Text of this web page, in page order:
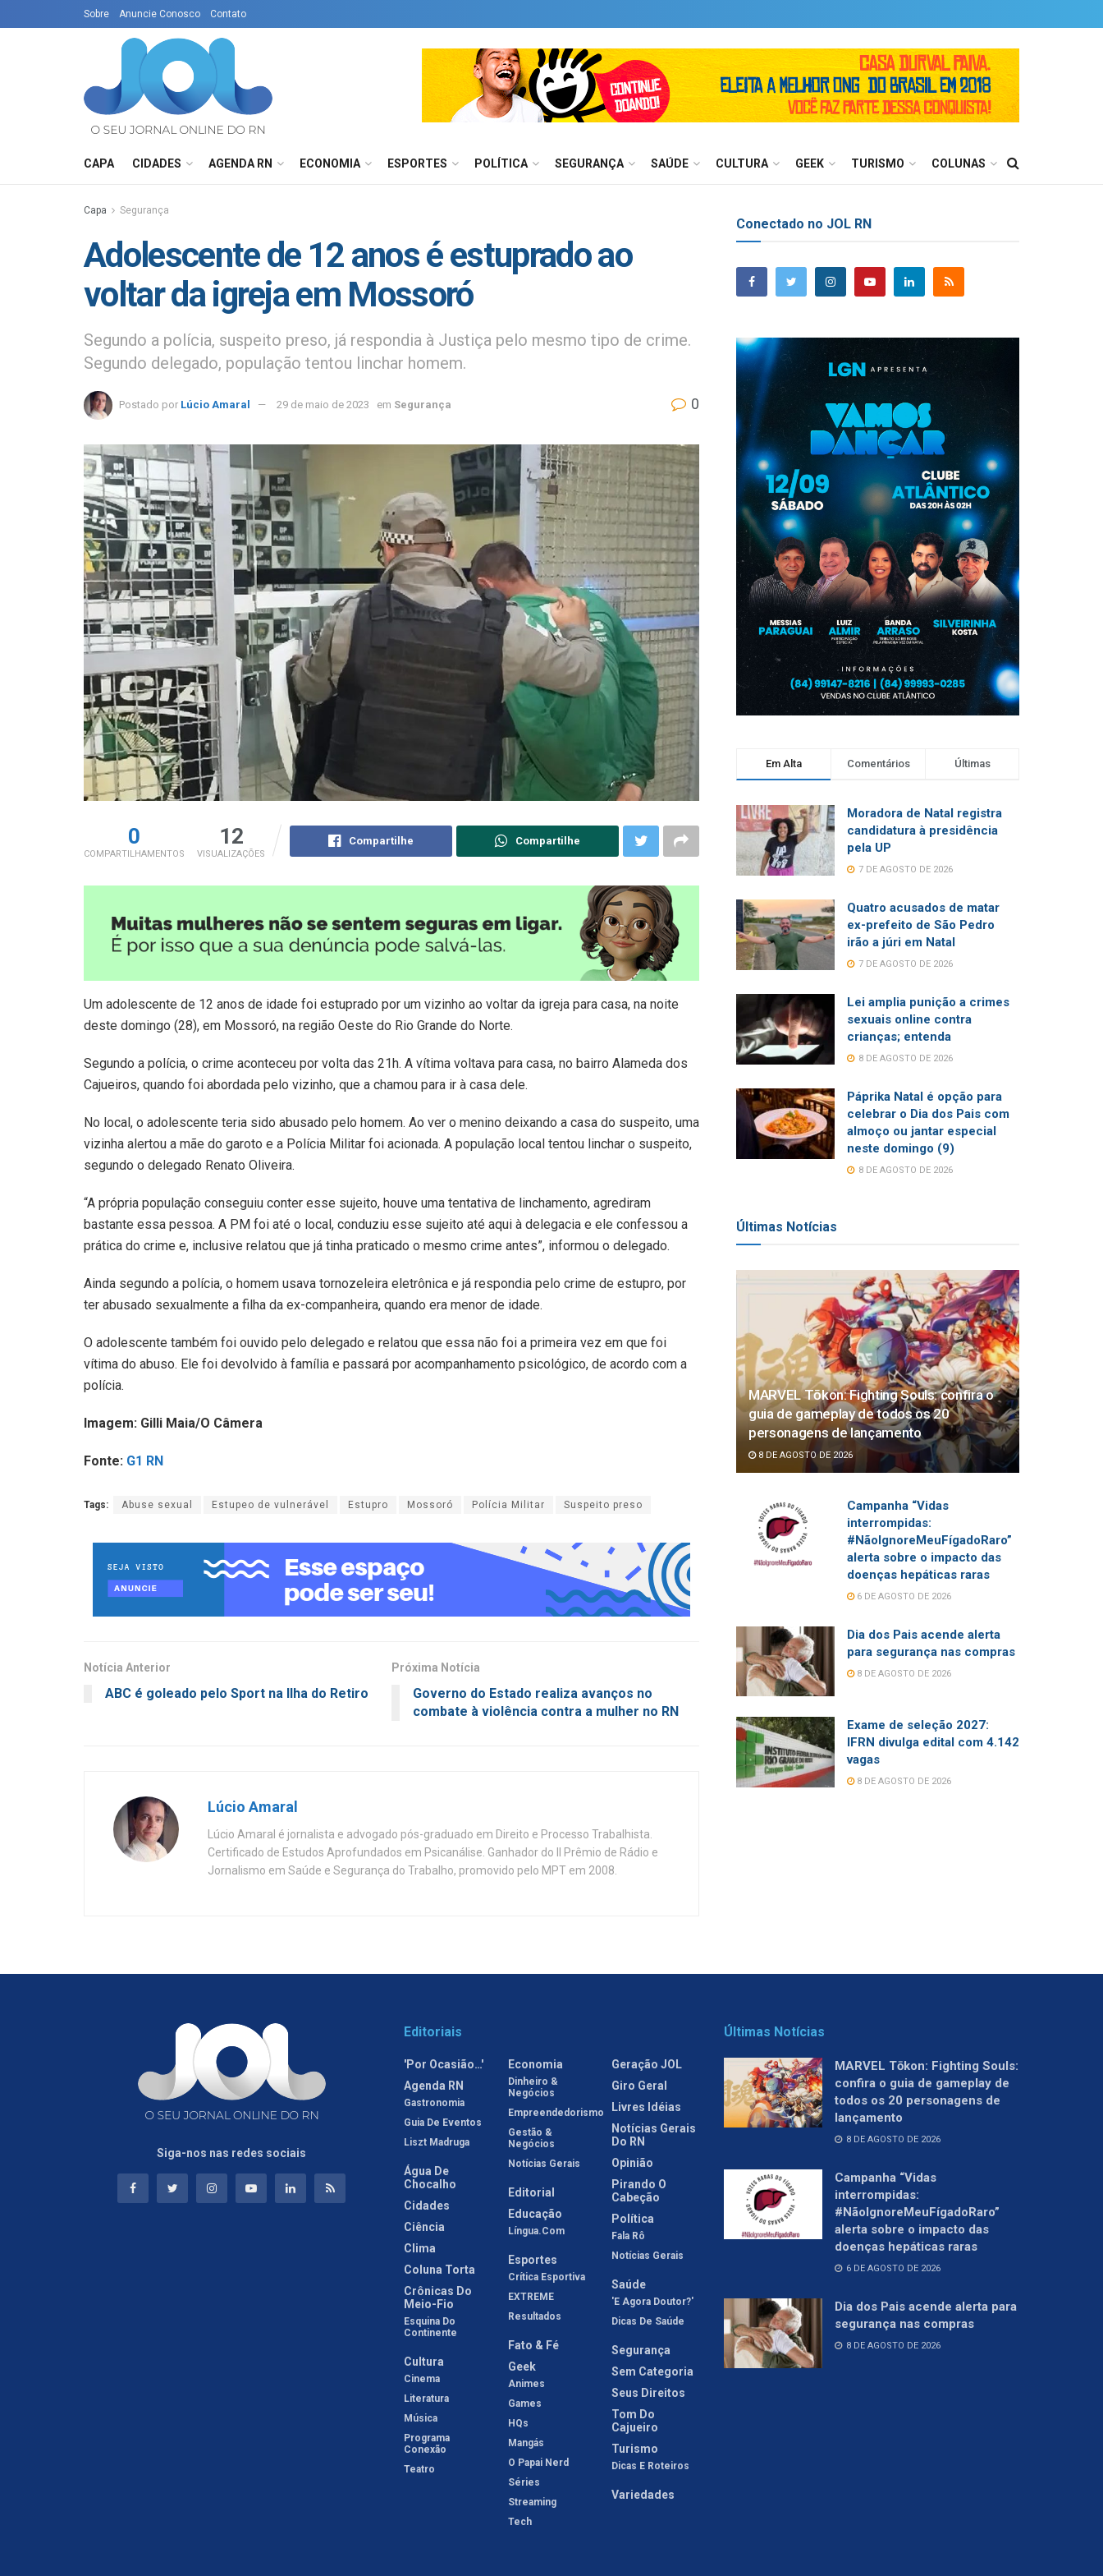
Sobre Anuncie Conosco Contato
CAPA CIDADES AGENDA RN ECONOMIA ESPORTES POLÍTICA SEGURANÇA SAÚDE CULTURA GEEK TURISMO COLUNAS
Capa Segurança
Adolescente de 12 anos é estuprado ao
voltar da igreja em Mossoró
Segundo a polícia, suspeito preso, já respondia à Justiça pelo mesmo tipo de crime.
Segundo delegado, população tentou linchar homem.
Postado por Lúcio Amaral 29 de maio de 2023 em Segurança 0
0
COMPARTILHAMENTOS
12
VISUALIZAÇÕES
Compartilhe Compartilhe
Um adolescente de 12 anos de idade foi estuprado por um vizinho ao voltar da igreja para casa, na noite
deste domingo (28), em Mossoró, na região Oeste do Rio Grande do Norte.
Segundo a polícia, o crime aconteceu por volta das 21h. A vítima voltava para casa, no bairro Alameda dos
Cajueiros, quando foi abordada pelo vizinho, que a chamou para ir à casa dele.
No local, o adolescente teria sido abusado pelo homem. Ao ver o menino deixando a casa do suspeito, uma
vizinha alertou a mãe do garoto e a Polícia Militar foi acionada. A população local tentou linchar o suspeito,
segundo o delegado Renato Oliveira.
“A própria população conseguiu conter esse sujeito, houve uma tentativa de linchamento, agrediram
bastante essa pessoa. A PM foi até o local, conduziu esse sujeito até aqui à delegacia e ele confessou a
prática do crime e, inclusive relatou que já tinha praticado o mesmo crime antes”, informou o delegado.
Ainda segundo a polícia, o homem usava tornozeleira eletrônica e já respondia pelo crime de estupro, por
ter abusado sexualmente a filha da ex-companheira, quando era menor de idade.
O adolescente também foi ouvido pelo delegado e relatou que essa não foi a primeira vez em que foi
vítima do abuso. Ele foi devolvido à família e passará por acompanhamento psicológico, de acordo com a
polícia.
Imagem: Gilli Maia/O Câmera
Fonte: G1 RN
Tags: Abuse sexual Estupeo de vulnerável Estupro Mossoró Polícia Militar Suspeito preso
Notícia Anterior
ABC é goleado pelo Sport na Ilha do Retiro
Próxima Notícia
Governo do Estado realiza avanços no
combate à violência contra a mulher no RN
Lúcio Amaral
Lúcio Amaral é jornalista e advogado pós-graduado em Direito e Processo Trabalhista.
Certificado de Estudos Aprofundados em Psicanálise. Ganhador do II Prêmio de Rádio e
Jornalismo em Saúde e Segurança do Trabalho, promovido pelo MPT em 2008.
Conectado no JOL RN
Em Alta Comentários Últimas
Moradora de Natal registra
candidatura à presidência
pela UP
7 DE AGOSTO DE 2026
Quatro acusados de matar
ex-prefeito de São Pedro
irão a júri em Natal
7 DE AGOSTO DE 2026
Lei amplia punição a crimes
sexuais online contra
crianças; entenda
8 DE AGOSTO DE 2026
Páprika Natal é opção para
celebrar o Dia dos Pais com
almoço ou jantar especial
neste domingo (9)
8 DE AGOSTO DE 2026
Últimas Notícias
MARVEL Tōkon: Fighting Souls: confira o
guia de gameplay de todos os 20
personagens de lançamento
8 DE AGOSTO DE 2026
Campanha “Vidas
interrompidas:
#NãoIgnoreMeuFígadoRaro”
alerta sobre o impacto das
doenças hepáticas raras
6 DE AGOSTO DE 2026
Dia dos Pais acende alerta
para segurança nas compras
8 DE AGOSTO DE 2026
Exame de seleção 2027:
IFRN divulga edital com 4.142
vagas
8 DE AGOSTO DE 2026
Siga-nos nas redes sociais
Editoriais
'Por Ocasião…'
Agenda RN
Gastronomia
Guia De Eventos
Liszt Madruga
Água De
Chocalho
Cidades
Ciência
Clima
Coluna Torta
Crônicas Do
Meio-Fio
Esquina Do
Continente
Cultura
Cinema
Literatura
Música
Programa
Conexão
Teatro
Economia
Dinheiro &
Negócios
Empreendedorismo
Gestão &
Negócios
Notícias Gerais
Editorial
Educação
Língua.com
Esportes
Crítica Esportiva
EXTREME
Resultados
Fato & Fé
Geek
Animes
Games
HQs
Mangás
O Papai Nerd
Séries
Streaming
Tech
Geração JOL
Giro Geral
Livres Idéias
Notícias Gerais
Do RN
Opinião
Pirando O
Cabeção
Política
Fala Rô
Notícias Gerais
Saúde
'E Agora Doutor?'
Dicas De Saúde
Segurança
Sem Categoria
Seus Direitos
Tom Do
Cajueiro
Turismo
Dicas E Roteiros
Variedades
Últimas Notícias
MARVEL Tōkon: Fighting Souls:
confira o guia de gameplay de
todos os 20 personagens de
lançamento
8 DE AGOSTO DE 2026
Campanha “Vidas
interrompidas:
#NãoIgnoreMeuFígadoRaro”
alerta sobre o impacto das
doenças hepáticas raras
6 DE AGOSTO DE 2026
Dia dos Pais acende alerta para
segurança nas compras
8 DE AGOSTO DE 2026